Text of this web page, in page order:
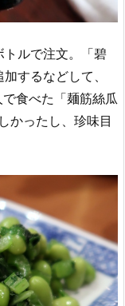
ルで注文。「碧
するなどして、
食べた「麺筋絲瓜
かったし、珍味目